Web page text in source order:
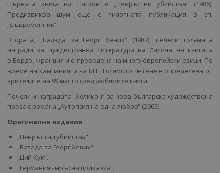
Първата книга на Пасков е „Невръстни убийства“ (1986).
Предизвиква шум още с пилотната публикация в сп.
„Съвременник“.
Втората, „Балада за Георг Хених“ (1987), печели голямата
награда за чуждестранна литература на Салона на книгата
в Бордо, Франция и е преведена на много европейски езици. По
време на кампанията на БНТ Голямото четене е определена от
зрителите на 99 място сред любимите книги.
Печели и наградата „Хеликон“ за нова българска художествена
проза с романа „Аутопсия на една любов“ (2005).
Оригинални издания
„Невръстни убийства“.
„Балада за Георг Хених“.
„Ций Кук“.
„Германия - мръсна приказка“.